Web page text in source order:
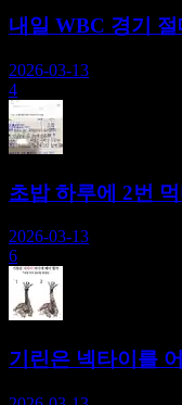
내일 WBC 경기
2026-03-13
4
초밥 하루에 2번
2026-03-13
6
기린은 넥타이를